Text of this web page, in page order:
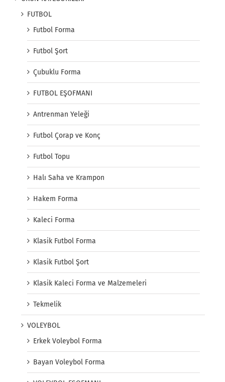
FUTBOL
Futbol Forma
Futbol Şort
Çubuklu Forma
FUTBOL EŞOFMANI
Antrenman Yeleği
Futbol Çorap ve Konç
Futbol Topu
Halı Saha ve Krampon
Hakem Forma
Kaleci Forma
Klasik Futbol Forma
Klasik Futbol Şort
Klasik Kaleci Forma ve Malzemeleri
Tekmelik
VOLEYBOL
Erkek Voleybol Forma
Bayan Voleybol Forma